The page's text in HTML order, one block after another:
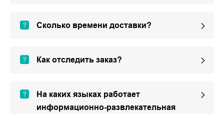
Сколько времени доставки?
Как отследить заказ?
На каких языках работает
информационно-развлекательная